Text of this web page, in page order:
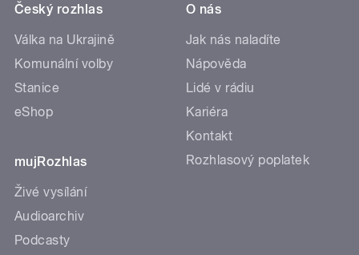
Český rozhlas
Válka na Ukrajině
Komunální volby
Stanice
eShop
mujRozhlas
Živé vysílání
Audioarchiv
Podcasty
O nás
Jak nás naladíte
Nápověda
Lidé v rádiu
Kariéra
Kontakt
Rozhlasový poplatek